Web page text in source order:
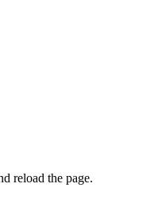
reload the page.